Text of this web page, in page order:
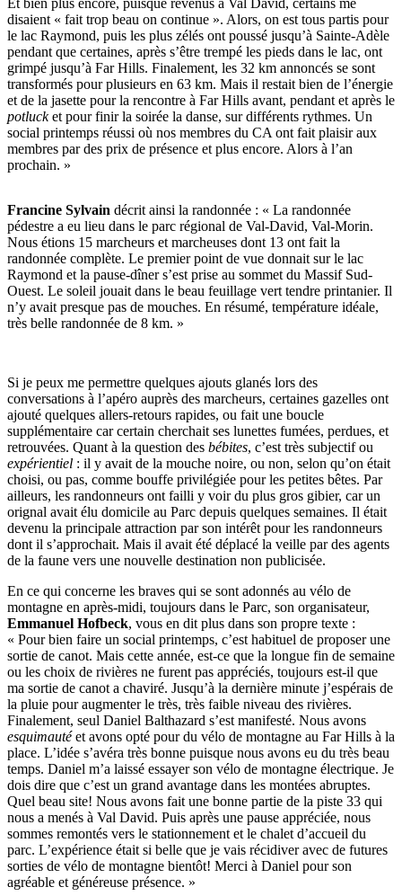
disaient « fait trop beau on continue ». Alors, on est tous partis pour
le lac Raymond, puis les plus zélés ont poussé jusqu’à Sainte-Adèle
pendant que certaines, après s’être trempé les pieds dans le lac, ont
grimpé jusqu’à Far Hills. Finalement, les 32 km annoncés se sont
transformés pour plusieurs en 63 km. Mais il restait bien de l’énergie
et de la jasette pour la rencontre à Far Hills avant, pendant et après le
potlucket pour finir la soirée la danse, sur différents rythmes. Un
social printemps réussi où nos membres du CA ont fait plaisir aux
membres par des prix de présence et plus encore. Alors à l’an
prochain. »
Francine Sylvain décrit ainsi la randonnée : « La randonnée
pédestre a eu lieu dans le parc régional de Val-David, Val-Morin.
Nous étions 15 marcheurs et marcheuses dont 13 ont fait la
randonnée complète. Le premier point de vue donnait sur le lac
Raymond et la pause-dîner s’est prise au sommet du Massif Sud-
Ouest. Le soleil jouait dans le beau feuillage vert tendre printanier. Il
n’y avait presque pas de mouches. En résumé, température idéale,
très belle randonnée de 8 km. »
Si je peux me permettre quelques ajouts glanés lors des
conversations à l’apéro auprès des marcheurs, certaines gazelles ont
ajouté quelques allers-retours rapides, ou fait une boucle
supplémentaire car certain cherchait ses lunettes fumées, perdues, et
retrouvées. Quant à la question des bébites, c’est très subjectif ou
expérientiel : il y avait de la mouche noire, ou non, selon qu’on était
choisi, ou pas, comme bouffe privilégiée pour les petites bêtes. Par
ailleurs, les randonneurs ont failli y voir du plus gros gibier, car un
orignal avait élu domicile au Parc depuis quelques semaines. Il était
devenu la principale attraction par son intérêt pour les randonneurs
dont il s’approchait. Mais il avait été déplacé la veille par des agents
de la faune vers une nouvelle destination non publicisée.
En ce qui concerne les braves qui se sont adonnés au vélo de
montagne en après-midi, toujours dans le Parc, son organisateur,
Emmanuel Hofbeck, vous en dit plus dans son propre texte :
« Pour bien faire un social printemps, c’est habituel de proposer une
sortie de canot. Mais cette année, est-ce que la longue fin de semaine
ou les choix de rivières ne furent pas appréciés, toujours est-il que
ma sortie de canot a chaviré. Jusqu’à la dernière minute j’espérais de
la pluie pour augmenter le très, très faible niveau des rivières.
Finalement, seul Daniel Balthazard s’est manifesté. Nous avons
esquimautéet avons opté pour du vélo de montagne au Far Hills à la
place. L’idée s’avéra très bonne puisque nous avons eu du très beau
temps. Daniel m’a laissé essayer son vélo de montagne électrique. Je
dois dire que c’est un grand avantage dans les montées abruptes.
Quel beau site! Nous avons fait une bonne partie de la piste 33 qui
nous a menés à Val David. Puis après une pause appréciée, nous
sommes remontés vers le stationnement et le chalet d’accueil du
parc. L’expérience était si belle que je vais récidiver avec de futures
sorties de vélo de montagne bientôt! Merci à Daniel pour son
agréable et généreuse présence. »